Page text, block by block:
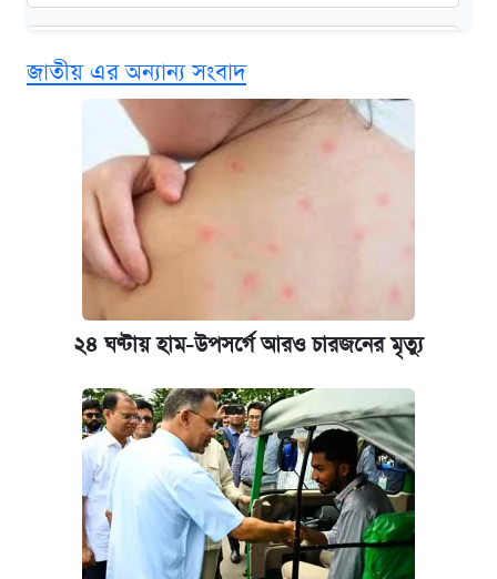
দাম ও ফিচার
কবে শুরু হচ্ছে ঢাবির ভর্তি আবেদন, জানাল কর্তৃপক্ষ
নবম জাতীয় পে-স্কেল নিয়ে সর্বশেষ যা জানা গেল
কবে হবে মেডিকেল ভর্তি পরীক্ষা, জানা গেল যা
আজকের বাজারে স্বর্ণ-রুপার দাম (৫ আগস্ট)
আজকের বাজারে স্বর্ণের দাম (৪ আগস্ট)
পাঁচ দপ্তরে নতুন সচিব নিয়োগ দিল সরকার
রাষ্ট্রবিরোধী কর্মকাণ্ড: ঢাবির কয়েকজন শিক্ষকের
বিরুদ্ধে ব্যবস্থা
জাতীয় এর অন্যান্য সংবাদ
২৪ ঘণ্টায় হাম-উপসর্গে আরও চারজনের মৃত্যু